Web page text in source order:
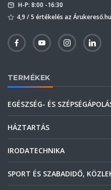
H-P: 8:00 -16:30
4,9 / 5 értékelés az
TERMÉKEK
EGÉSZSÉG- ÉS
HÁZTARTÁS
IRODATECHNIKA
SPORT ÉS SZABADIDŐ,